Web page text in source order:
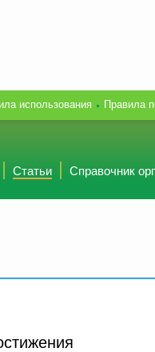
использования Правила
Статьи Справочник